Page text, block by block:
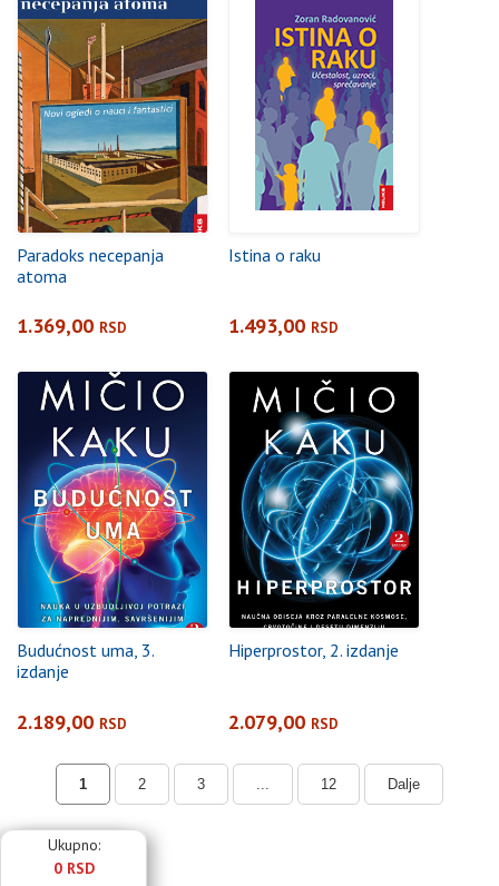
svetovi)
Paradoks necepanja
atoma
1.369,00 RSD
Istina o raku
1.493,00 RSD
Budućnost uma, 3.
izdanje
2.189,00 RSD
Hiperprostor, 2. izdanje
2.079,00 RSD
1 2 3 12 Dalje
Ukupno:
0 RSD